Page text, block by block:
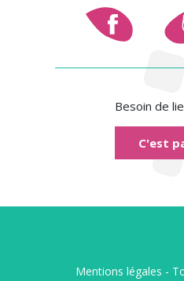
Besoin de
C'est
Mentions légales -